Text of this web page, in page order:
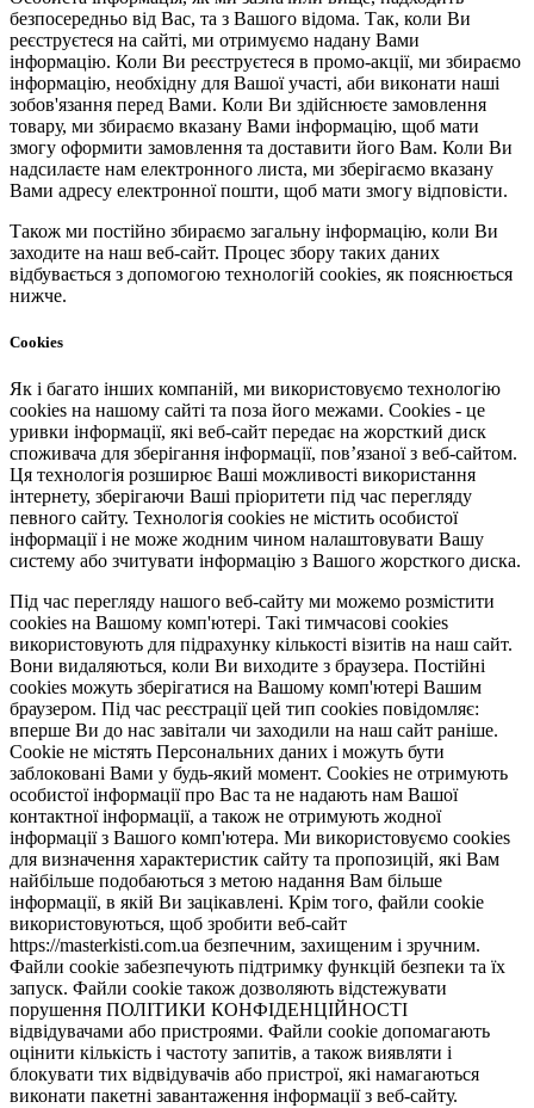
безпосередньо від Вас, та з Вашого відома. Так, коли Ви
реєструєтеся на сайті, ми отримуємо надану Вами
інформацію. Коли Ви реєструєтеся в промо-акції, ми збираємо
інформацію, необхідну для Вашої участі, аби виконати наші
зобов'язання перед Вами. Коли Ви здійснюєте замовлення
товару, ми збираємо вказану Вами інформацію, щоб мати
змогу оформити замовлення та доставити його Вам. Коли Ви
надсилаєте нам електронного листа, ми зберігаємо вказану
Вами адресу електронної пошти, щоб мати змогу відповісти.
Також ми постійно збираємо загальну інформацію, коли Ви
заходите на наш веб-сайт. Процес збору таких даних
відбувається з допомогою технологій cookies, як пояснюється
нижче.
Cookies
Як і багато інших компаній, ми використовуємо технологію
cookies на нашому сайті та поза його межами. Cookies - це
уривки інформації, які веб-сайт передає на жорсткий диск
споживача для зберігання інформації, пов’язаної з веб-сайтом.
Ця технологія розширює Ваші можливості використання
інтернету, зберігаючи Ваші пріоритети під час перегляду
певного сайту. Технологія cookies не містить особистої
інформації і не може жодним чином налаштовувати Вашу
систему або зчитувати інформацію з Вашого жорсткого диска.
Під час перегляду нашого веб-сайту ми можемо розмістити
cookies на Вашому комп'ютері. Такі тимчасові cookies
використовують для підрахунку кількості візитів на наш сайт.
Вони видаляються, коли Ви виходите з браузера. Постійні
cookies можуть зберігатися на Вашому комп'ютері Вашим
браузером. Під час реєстрації цей тип cookies повідомляє:
вперше Ви до нас завітали чи заходили на наш сайт раніше.
Cookie не містять Персональних даних і можуть бути
заблоковані Вами у будь-який момент. Сookies не отримують
особистої інформації про Вас та не надають нам Вашої
контактної інформації, а також не отримують жодної
інформації з Вашого комп'ютера. Ми використовуємо cookies
для визначення характеристик сайту та пропозицій, які Вам
найбільше подобаються з метою надання Вам більше
інформації, в якій Ви зацікавлені. Крім того, файли cookie
використовуються, щоб зробити веб-сайт
https://masterkisti.com.ua безпечним, захищеним і зручним.
Файли cookie забезпечують підтримку функцій безпеки та їх
запуск. Файли cookie також дозволяють відстежувати
порушення ПОЛІТИКИ КОНФІДЕНЦІЙНОСТІ
відвідувачами або пристроями. Файли cookie допомагають
оцінити кількість і частоту запитів, а також виявляти і
блокувати тих відвідувачів або пристрої, які намагаються
виконати пакетні завантаження інформації з веб-сайту.